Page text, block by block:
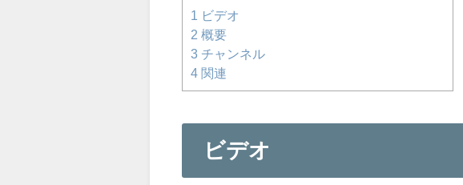
1
ビデオ
2 概要
3 チャンネル
4 関連
ビデオ